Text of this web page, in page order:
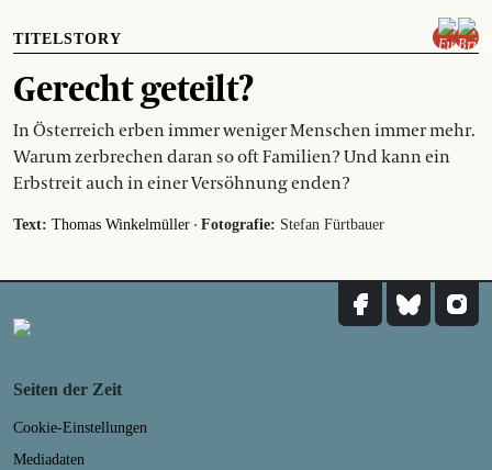
TITELSTORY
Gerecht geteilt?
In Österreich erben immer weniger Menschen immer mehr.
Warum zerbrechen daran so oft Familien? Und kann ein
Erbstreit auch in einer Versöhnung enden?
Text: Thomas Winkelmüller · Fotografie: Stefan Fürtbauer
Seiten der Zeit
Cookie-Einstellungen
Mediadaten